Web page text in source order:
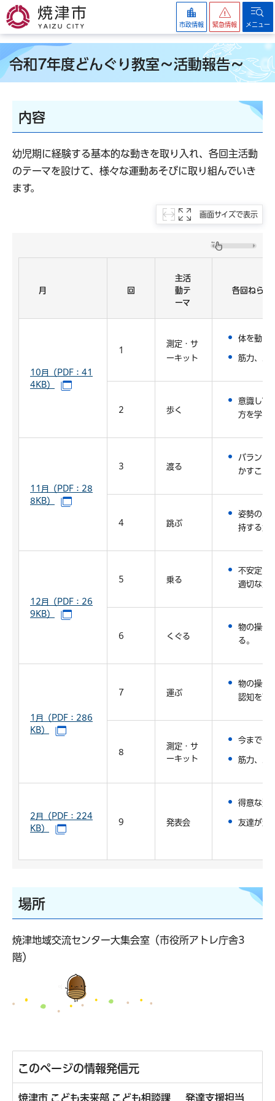
焼津市
市政情報 緊急情報 メニュー
令和7年度どんぐり教室～活動報告～
内容
幼児期に経験する基本的な動きを取り入れ、各回主活動
のテーマを設けて、様々な運動あそびに取り組んでいき
ます。
画面サイズで表示
月 回
主活
動テ
ーマ
各回ねらい
10月（PDF：41
4KB）
1
測定・サ
ーキット
体を動か
筋力、バ
2 歩く
意識して
方を学ぶ
11月（PDF：28
8KB）
3 渡る
バランス
かすこと
4 跳ぶ
姿勢のバ
持する力
12月（PDF：26
9KB）
5 乗る
不安定な
適切な力
6 くぐる
物の操作
る。
1月（PDF：286
KB）
7 運ぶ
物の操作
認知を高
8
測定・サ
ーキット
今までの
筋力、バ
2月（PDF：224
KB）
9 発表会
得意な運
友達が頑
場所
焼津地域交流センター大集会室（市役所アトレ庁舎3
階）
このページの情報発信元
焼津市 こども未来部 こども相談課 発達支援担当